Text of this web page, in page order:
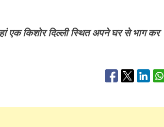
एक किशोर दिल्ली स्थित अपने घर से भाग कर